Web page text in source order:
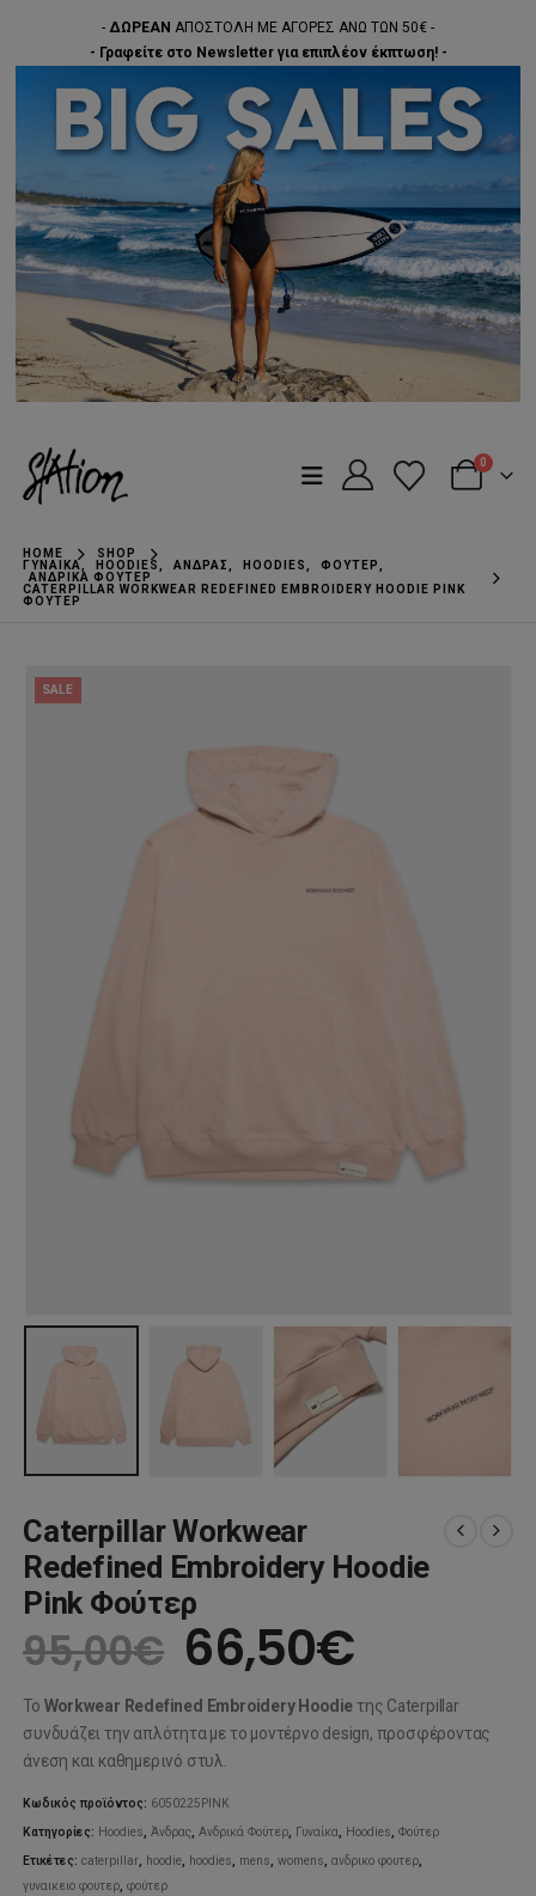
- ΔΩΡΕΑΝ ΑΠΟΣΤΟΛΗ ΜΕ ΑΓΟΡΕΣ ΑΝΩ ΤΩΝ 50€ -
- Γραφείτε στο Newsletter για επιπλέον έκπτωση! -
0
HOME
SHOP
ΓΥΝΑΊΚΑ, ΗOODIES, ΆΝΔΡΑΣ, HOODIES, ΦΟΎΤΕΡ,
ΑΝΔΡΙΚΆ ΦΟΎΤΕΡ
CATERPILLAR WORKWEAR REDEFINED EMBROIDERY HOODIE PINK
ΦΟΎΤΕΡ
SALE
Caterpillar Workwear
Redefined Embroidery Hoodie
Pink Φούτερ
95,00€ Original
price
was:
95,00€.
66,50€Η
τιμή
66,50€.
Το Workwear Redefined Embroidery Hoodieτης Caterpillar
συνδυάζει την απλότητα με το μοντέρνο design, προσφέροντας
άνεση και καθημερινό στυλ.
Κωδικός προϊόντος: 6050225PINK
Κατηγορίες: Hoodies,Άνδρας,Ανδρικά Φούτερ, Γυναίκα, Ηoodies,Φούτερ
Ετικέτες:caterpillar, hoodie, hoodies, mens,womens,ανδρικο φουτερ,
γυναικειο φουτερ,φούτερ